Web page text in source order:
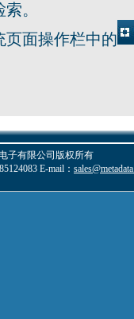
。
页面操作栏中的
子有限公司版权所有
E-mail：